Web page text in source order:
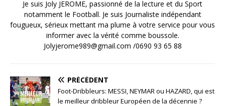
Je suis Joly JEROME, passionné de la lecture et du Sport
notamment le Football. Je suis Journaliste indépendant
fougueux, sérieux mettant ma plume à votre service pour vous
informer avec la vérité comme boussole.
Jolyjerome989@gmail.com /0690 93 65 88
PRÉCÉDENT
Foot-Dribbleurs: MESSI, NEYMAR ou HAZARD, qui est
le meilleur dribbleur Européen de la décennie ?